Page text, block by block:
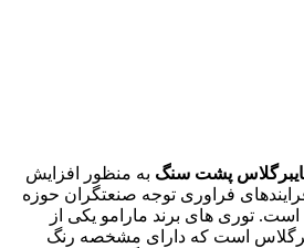
پشت سنگ به منظور افزایش
فراوری توجه صنعتگران حوزه
توری های برند مارامو یکی از
است که دارای مشخصه رنگ